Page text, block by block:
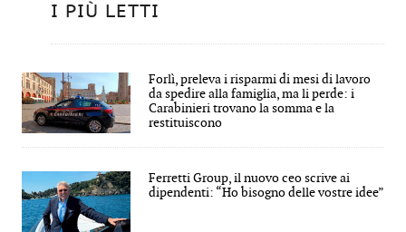
I PIÙ LETTI
Forlì, preleva i risparmi di mesi di lavoro
da spedire alla famiglia, ma li perde: i
Carabinieri trovano la somma e la
restituiscono
Ferretti Group, il nuovo ceo scrive ai
dipendenti: “Ho bisogno delle vostre idee”